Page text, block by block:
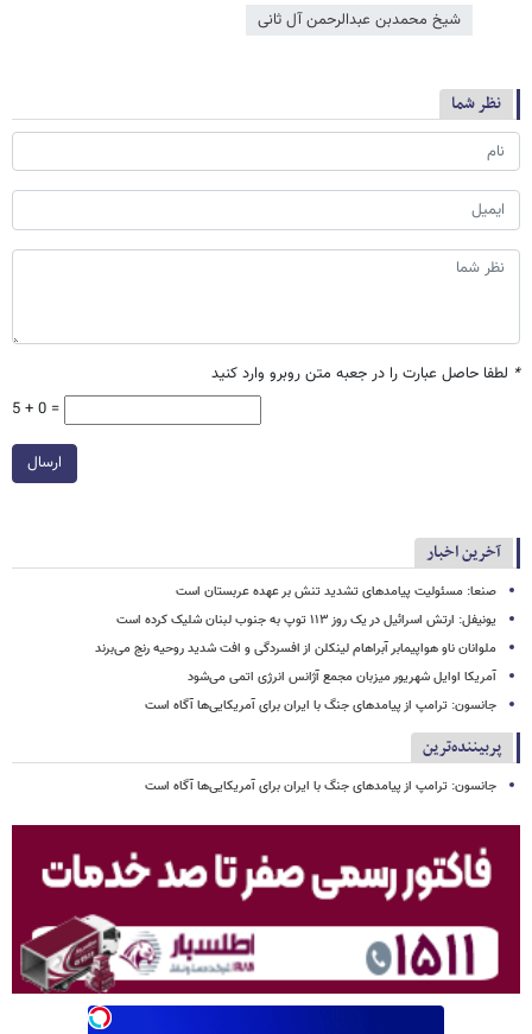
شیخ محمدبن عبدالرحمن آل ثانی
نظر شما
* لطفا حاصل عبارت را در جعبه متن روبرو وارد کنید
5 + 0 =
ارسال
آخرین اخبار
صنعا: مسئولیت پیامدهای تشدید تنش بر عهده عربستان است
یونیفل: ارتش اسرائیل در یک روز ۱۱۳ توپ به جنوب لبنان شلیک کرده است
ملوانان ناو هواپیمابر آبراهام لینکلن از افسردگی و افت شدید روحیه رنج می‌برند
آمریکا اوایل شهریور میزبان مجمع آژانس انرژی اتمی می‌شود
جانسون: ترامپ از پیامدهای جنگ با ایران برای آمریکایی‌ها آگاه است
پربیننده‌ترین
جانسون: ترامپ از پیامدهای جنگ با ایران برای آمریکایی‌ها آگاه است